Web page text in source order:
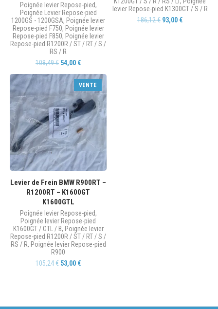
Poignée levier Repose-pied,
Poignée Levier Repose-pied
1200GS - 1200GSA, Poignée levier
Repose-pied F750, Poignée levier
Repose-pied F850, Poignée levier
Repose-pied R1200R / ST / RT / S /
RS / R
108,49€ 54,00 €
levier Repose-pied K1300GT / S / R
186,12€ 93,00 €
VENTE
Levier de Frein BMW R900RT –
R1200RT – K1600GT
K1600GTL
Poignée levier Repose-pied,
Poignée levier Repose-pied
K1600GT / GTL / B, Poignée levier
Repose-pied R1200R / ST / RT / S /
RS / R, Poignée levier Repose-pied
R900
105,24€ 53,00 €